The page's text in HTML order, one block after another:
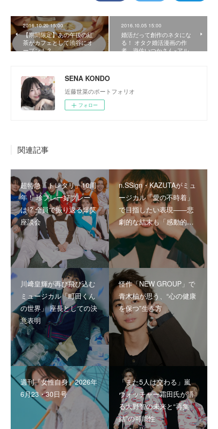
2016.10.20 15:00
【期間限定】あの午後の紅
茶がカフェとして渋谷にオ
ープン！？
2016.10.05 15:00
婚活だって創作のネタにな
る！ オタク婚活漫画の作
者、遊佐いつかさん×アル…
SENA KONDO
近藤世菜のポートフォリオ
フォロー
関連記事
超特急「トレタリ」10周
年！ 珍プレー好プレー
は!? 全員で振り返る爆笑
座談会
n.SSign・KAZUTAがミュ
ージカル「愛の不時着」
で目指したい表現――悲
劇的な結末も「感動的…
川﨑皇輝が再び飛び込む
ミュージカル「町田くん
の世界」 座長としての決
意表明
怪作「NEW GROUP」で
青木柚が思う、“心の健康
を保つ”生き方
週刊『女性自身』2026年
6月23・30日号
「また5人は交わる」嵐
ウォッチャー霜田氏が語
る大野智の未来と“再集
結”の可能性